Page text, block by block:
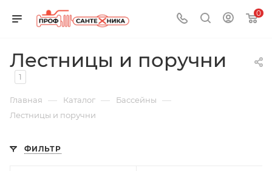
0
Лестницы и поручни
1
Главная — Каталог — Бассейны —
Лестницы и поручни
ФИЛЬТР